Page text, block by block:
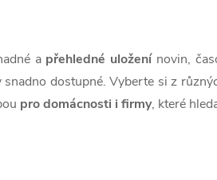
a přehledné uloženínovin,
dostupné. Vyberte si z
pro domácnosti i firmy, které